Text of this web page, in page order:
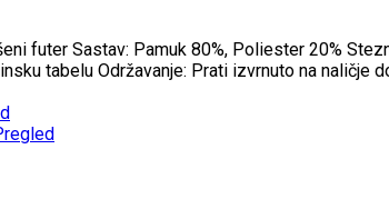
futer Sastav: Pamuk 80%, Poliester 20%
tabelu Održavanje: Prati izvrnuto na naličje